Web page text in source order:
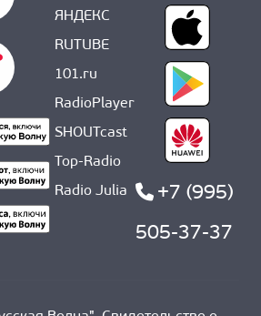
ЯНДЕКС
RUTUBE
101.ru
RadioPlayer
SHOUTcast
Top-Radio
Radio Julia
+7 (995)
505-37-37